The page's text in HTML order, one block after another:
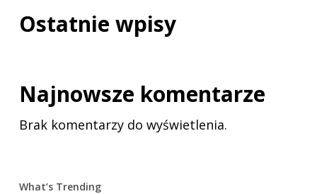
Ostatnie wpisy
Najnowsze komentarze
Brak komentarzy do wyświetlenia.
What’s Trending